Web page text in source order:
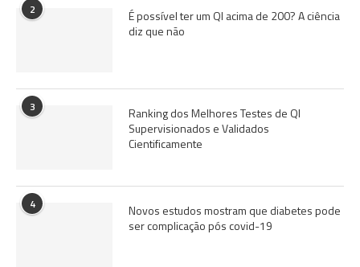
2
É possível ter um QI acima de 200? A ciência
diz que não
3
Ranking dos Melhores Testes de QI
Supervisionados e Validados
Cientificamente
4
Novos estudos mostram que diabetes pode
ser complicação pós covid-19